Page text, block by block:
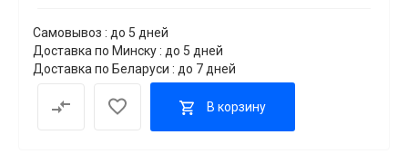
Самовывоз : до 5 дней
Доставка по Минску : до 5 дней
Доставка по Беларуси : до 7 дней
В корзину